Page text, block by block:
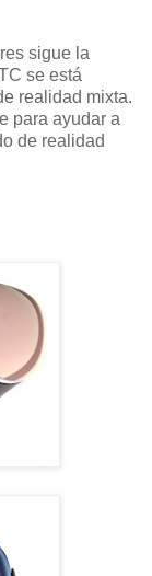
sigue la
se está
realidad mixta.
para ayudar a
de realidad